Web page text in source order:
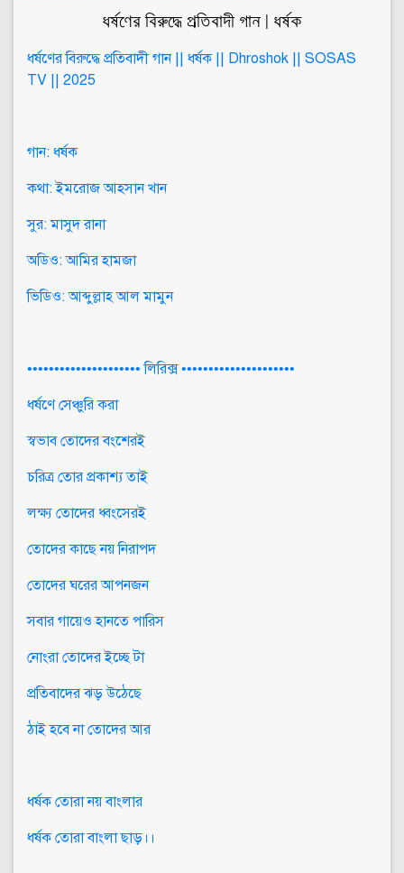
ধর্ষণের বিরুদ্ধে প্রতিবাদী গান | ধর্ষক
ধর্ষণের বিরুদ্ধে প্রতিবাদী গান || ধর্ষক || Dhroshok || SOSAS
TV || 2025
গান: ধর্ষক
কথা: ইমরোজ আহসান খান
সুর: মাসুদ রানা
অডিও: আমির হামজা
ভিডিও: আব্দুল্লাহ আল মামুন
••••••••••••••••••••• লিরিক্স •••••••••••••••••••••
ধর্ষণে সেঞ্চুরি করা
স্বভাব তোদের বংশেরই
চরিত্র তোর প্রকাশ্য তাই
লক্ষ্য তোদের ধ্বংসেরই
তোদের কাছে নয় নিরাপদ
তোদের ঘরের আপনজন
সবার গায়েও হানতে পারিস
নোংরা তোদের ইচ্ছে টা
প্রতিবাদের ঝড় উঠেছে
ঠাই হবে না তোদের আর
ধর্ষক তোরা নয় বাংলার
ধর্ষক তোরা বাংলা ছাড়।।